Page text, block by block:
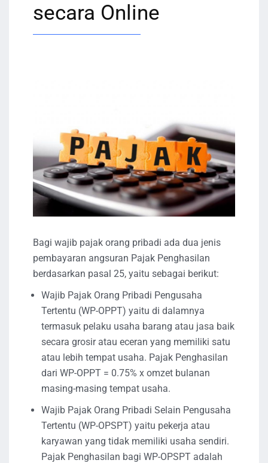
secara Online
Bagi wajib pajak orang pribadi ada dua jenis
pembayaran angsuran Pajak Penghasilan
berdasarkan pasal 25, yaitu sebagai berikut:
Wajib Pajak Orang Pribadi Pengusaha
Tertentu (WP-OPPT) yaitu di dalamnya
termasuk pelaku usaha barang atau jasa baik
secara grosir atau eceran yang memiliki satu
atau lebih tempat usaha. Pajak Penghasilan
dari WP-OPPT = 0.75% x omzet bulanan
masing-masing tempat usaha.
Wajib Pajak Orang Pribadi Selain Pengusaha
Tertentu (WP-OPSPT) yaitu pekerja atau
karyawan yang tidak memiliki usaha sendiri.
Pajak Penghasilan bagi WP-OPSPT adalah